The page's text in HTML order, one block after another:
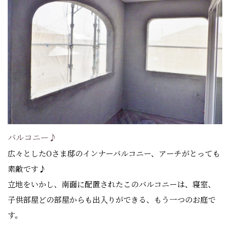
バルコニー♪
広々としたOさま邸のインナーバルコニー、アーチがとっても
素敵です♪
立地をいかし、南面に配置されたこのバルコニーは、寝室、
子供部屋どの部屋からも出入りができる、もう一つのお庭で
す。